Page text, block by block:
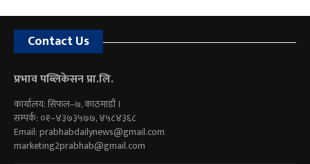
Contact Us
प्रभाव पब्लिकेसन प्रा.लि.
कार्यालय: सिफल–७, काठमाडौं ।
सम्पर्क: ०१–४३७३५७७, ४५८४३६८
Email:prabhabdailynews@gmail.com
marketing2prabhab@gmail.com